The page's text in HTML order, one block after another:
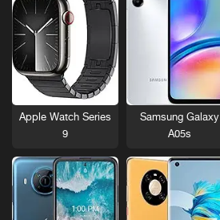
Samsung Galaxy
A05s
Apple Watch Series
9